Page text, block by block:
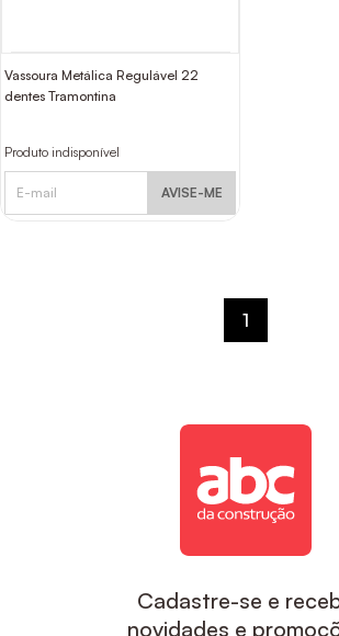
Vassoura Metálica Regulável 22
dentes Tramontina
Produto indisponível
AVISE-ME
1
Cadastre-se e
novidades e